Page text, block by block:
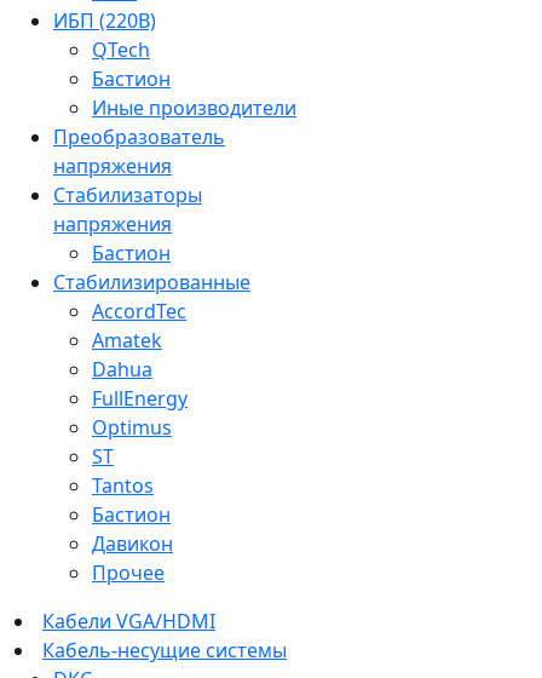
ИБП (220В)
QTech
Бастион
Иные производители
Преобразователь
напряжения
Стабилизаторы
напряжения
Бастион
Стабилизированные
AccordTec
Amatek
Dahua
FullEnergy
Optimus
ST
Tantos
Бастион
Давикон
Прочее
Кабели VGA/HDMI
Кабель-несущие системы